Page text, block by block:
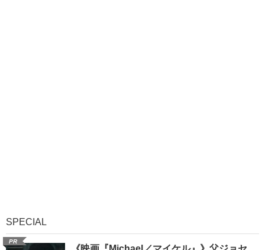
SPECIAL
PR